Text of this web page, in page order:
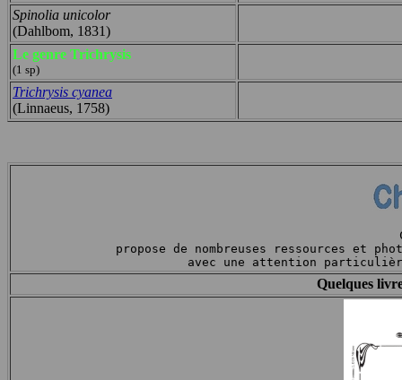
Spinolia unicolor
(Dahlbom, 1831)
Le genre Trichrysis
(1 sp)
Trichrysis cyanea
(Linnaeus, 1758)
propose de nombreuses ressources et
avec une attention
Quelques